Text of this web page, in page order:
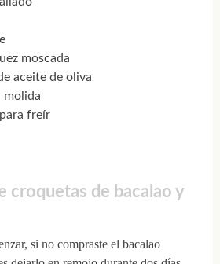
moscada
aceite de oliva
molida
freír
croquetas de bacalao y
si no compraste el bacalao